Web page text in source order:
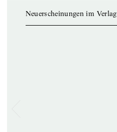
Neuerscheinungen im Verlag